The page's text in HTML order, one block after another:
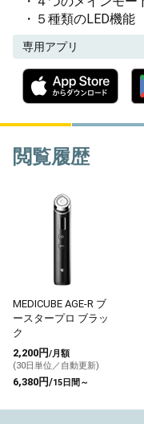
・５種類のLED機能
専用アプリ
閲覧履歴
MEDICUBE AGE-R ブ
ースタープロ ブラッ
ク
2,200円/月額
(30日単位／自動更新)
6,380円/15日間～